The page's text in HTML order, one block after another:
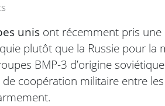
unis ont récemment pris
plutôt que la Russie pour
BMP-3 d’origine
coopération militaire entre